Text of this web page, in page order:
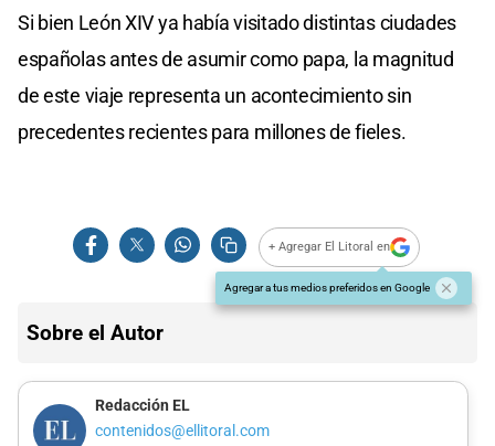
Si bien León XIV ya había visitado distintas ciudades
españolas antes de asumir como papa, la magnitud
de este viaje representa un acontecimiento sin
precedentes recientes para millones de fieles.
+ Agregar El Litoral en
Agregar a tus medios preferidos en Google
Sobre el Autor
Redacción EL
contenidos@ellitoral.com